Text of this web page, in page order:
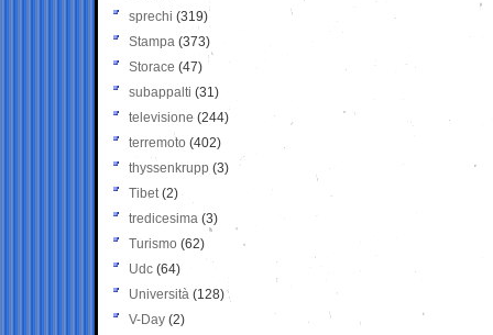
sprechi (319)
Stampa (373)
Storace (47)
subappalti (31)
televisione(244)
terremoto (402)
thyssenkrupp (3)
Tibet(2)
tredicesima (3)
Turismo (62)
Udc (64)
Università (128)
V-Day (2)